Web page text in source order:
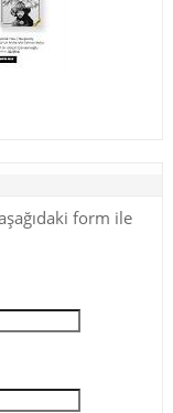
form ile